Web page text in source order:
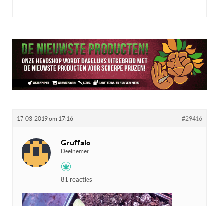
17-03-2019 om 17:16 #29416
Gruffalo
Deelnemer
81 reacties